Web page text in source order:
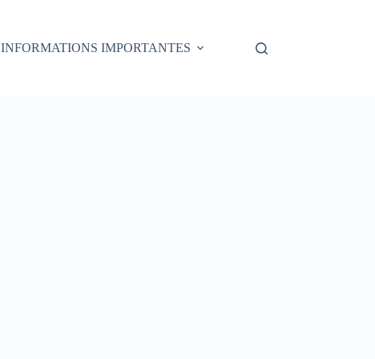
INFORMATIONS IMPORTANTES